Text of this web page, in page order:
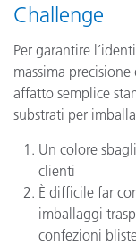
Challenge
Per garantire
massima
affatto semplice
substrati per
Un colore
clienti
È difficile far
imballaggi
confezioni